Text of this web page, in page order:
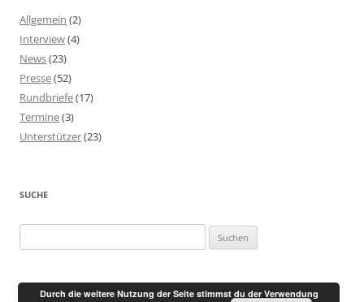
Allgemein (2)
Interview(4)
News(23)
Presse(52)
Rundbriefe(17)
Termine(3)
Unterstützer(23)
SUCHE
nach:
Durch die weitere Nutzung der Seite stimmst du der Verwendung